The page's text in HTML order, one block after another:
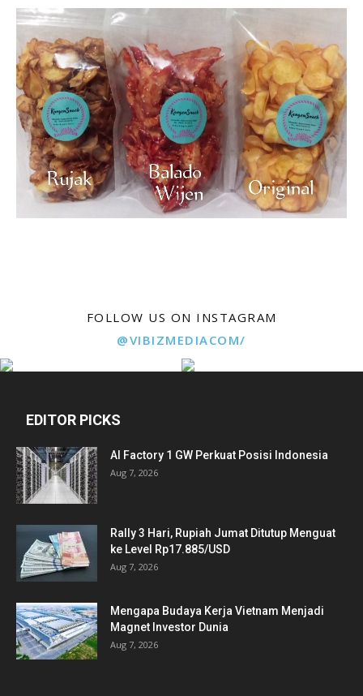
FOLLOW US ON INSTAGRAM
@VIBIZMEDIACOM/
EDITOR PICKS
AI Factory 1 GW Perkuat Posisi Indonesia
Aug 7, 2026
Rally 3 Hari, Rupiah Jumat Ditutup Menguat
ke Level Rp17.885/USD
Aug 7, 2026
Mengapa Budaya Kerja Vietnam Menjadi
Magnet Investor Dunia
Aug 7, 2026